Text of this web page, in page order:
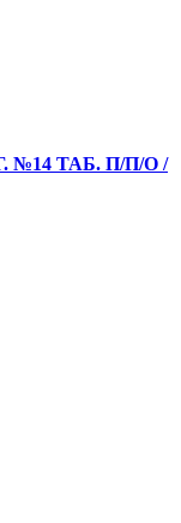
ТАБ. П/П/О /